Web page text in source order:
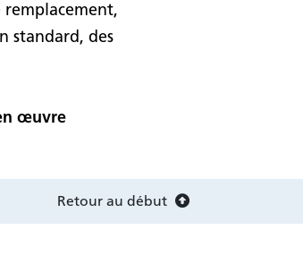
standard, des
œuvre
Retour au début